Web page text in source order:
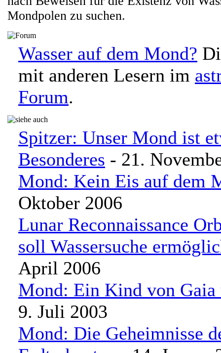
Mondpolen zu suchen.
Wasser auf dem Mond?
mit anderen Lesern im
Forum.
Spitzer: Unser Mond ist
Besonderes - 21.
Mond: Kein Eis auf dem
Oktober 2006
Lunar Reconnaissance
soll Wassersuche
April 2006
Mond: Ein Kind von Gaia
9. Juli 2003
Mond: Die Geheimnisse